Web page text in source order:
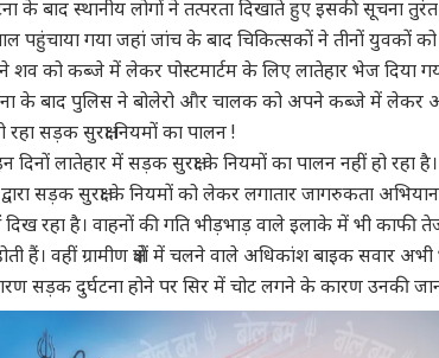
के बाद स्थानीय लोगों ने तत्परता दिखाते हुए इसकी सूचना
पहुंचाया गया जहां जांच के बाद चिकित्सकों ने तीनों युवकों को
शव को कब्जे में लेकर पोस्टमार्टम के लिए लातेहार भेज दिया
के बाद पुलिस ने बोलेरो और चालक को अपने कब्जे में लेकर
रहा सड़क सुरक्षा नियमों का पालन !
दिनों लातेहार में सड़क सुरक्षा के नियमों का पालन नहीं हो रहा
सड़क सुरक्षा के नियमों को लेकर लगातार जागरुकता
रहा है। वाहनों की गति भीड़भाड़ वाले इलाके में भी काफी
हैं। वहीं ग्रामीण क्षेत्रों में चलने वाले अधिकांश बाइक सवार
सड़क दुर्घटना होने पर सिर में चोट लगने के कारण उनकी